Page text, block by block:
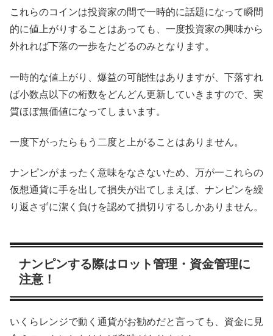
これらのコインは投資家の間で一時的に話題になって瞬間
的に値上がりすることはあっても、一度投資家の興味から
外れれば下落の一歩をたどるのみとなります。
一時的な値上がり、爆益の可能性はありますが、下落すれ
ば小数点以下の桁数をどんどん更新していきますので、実
質ほぼ無価値になってしまいます。
一度下がったらもう二度と上がることはありません。
ナンピンがまったく意味をなさないため、万が一これらの
仮想通貨に手を出して損失が出てしまえば、ナンピンを繰
り返さずに潔く負けを認めて損切りするしかありません。
ナンピンする際はロット管理・資金管理に
注意！
いくらレンジで動く通貨がお勧めだと言っても、資金に見